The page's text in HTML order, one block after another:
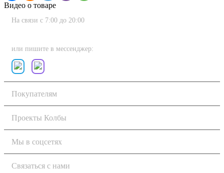
Видео о товаре
На связи с 7:00 до 20:00
или пишите в мессенджер:
Покупателям
Проекты Колбы
Мы в соцсетях
Связаться с нами